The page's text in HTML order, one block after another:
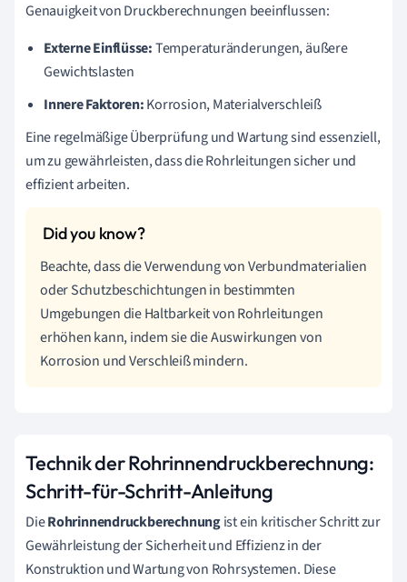
Genauigkeit von Druckberechnungen beeinflussen:
Externe Einflüsse:Temperaturänderungen, äußere
Gewichtslasten
Innere Faktoren:Korrosion, Materialverschleiß
Eine regelmäßige Überprüfung und Wartung sind essenziell,
um zu gewährleisten, dass die Rohrleitungen sicher und
effizient arbeiten.
Beachte, dass die Verwendung von Verbundmaterialien
oder Schutzbeschichtungen in bestimmten
Umgebungen die Haltbarkeit von Rohrleitungen
erhöhen kann, indem sie die Auswirkungen von
Korrosion und Verschleiß mindern.
Technik der Rohrinnendruckberechnung:
Schritt-für-Schritt-Anleitung
DieRohrinnendruckberechnungist ein kritischer Schritt zur
Gewährleistung der Sicherheit und Effizienz in der
Konstruktion und Wartung von Rohrsystemen. Diese